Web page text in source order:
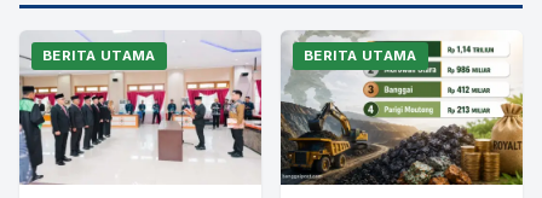
BERITA UTAMA BERITA UTAMA